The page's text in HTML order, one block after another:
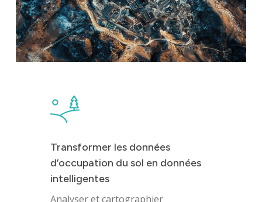
Transformer les données
d’occupation du sol en données
intelligentes
Analyser et cartographier